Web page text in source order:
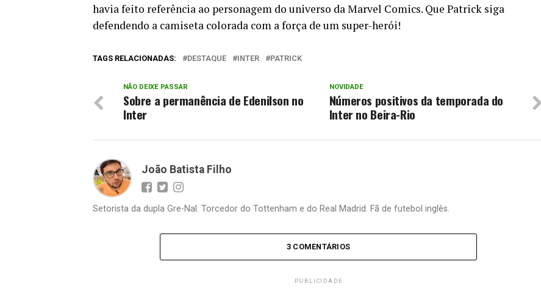
havia feito referência ao personagem do universo da Marvel Comics. Que Patrick siga
defendendo a camiseta colorada com a força de um super-herói!
TAGS RELACIONADAS: DESTAQUE INTER PATRICK
NOVIDADE
Números positivos da temporada do
Inter no Beira-Rio
NÃO DEIXE PASSAR
Sobre a permanência de Edenilson no
Inter
João Batista Filho
Setorista da dupla Gre-Nal. Torcedor do Tottenham e do Real Madrid. Fã de futebol inglês.
3 COMENTÁRIOS
PUBLICIDADE